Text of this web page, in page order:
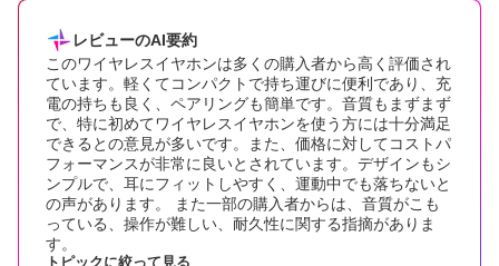
レビューのAI要約
このワイヤレスイヤホンは多くの購入者から高く評価され
ています。軽くてコンパクトで持ち運びに便利であり、充
電の持ちも良く、ペアリングも簡単です。音質もまずまず
で、特に初めてワイヤレスイヤホンを使う方には十分満足
できるとの意見が多いです。また、価格に対してコストパ
フォーマンスが非常に良いとされています。デザインもシ
ンプルで、耳にフィットしやすく、運動中でも落ちないと
の声があります。 また一部の購入者からは、音質がこも
っている、操作が難しい、耐久性に関する指摘がありま
す。
トピックに絞って見る